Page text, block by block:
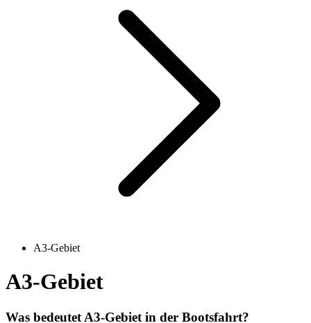
A3-Gebiet
A3-Gebiet
Was bedeutet A3-Gebiet in der Bootsfahrt?